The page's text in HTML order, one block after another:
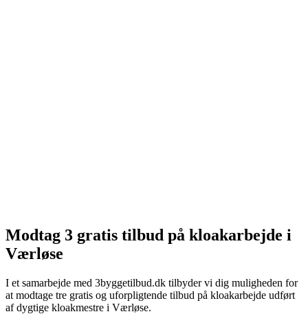
Modtag 3 gratis tilbud på kloakarbejde i
Værløse
I et samarbejde med 3byggetilbud.dk tilbyder vi dig muligheden for
at modtage tre gratis og uforpligtende tilbud på kloakarbejde udført
af dygtige kloakmestre i Værløse.